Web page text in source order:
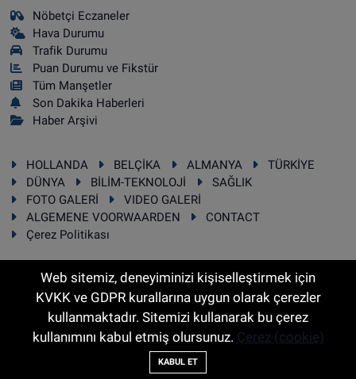
Nöbetçi Eczaneler
Hava Durumu
Trafik Durumu
Puan Durumu ve Fikstür
Tüm Manşetler
Son Dakika Haberleri
Haber Arşivi
HOLLANDA BELÇİKA ALMANYA
TÜRKİYE
DÜNYA
BİLİM-TEKNOLOJİ
SAĞLIK
FOTO GALERİ
VIDEO GALERİ
ALGEMENE VOORWAARDEN
CONTACT
Çerez Politikası
RSS Copyright © 2025 Sonhaber.eu Her hakkı saklıdır.
Haber Yazılımı:TE Bilişim
Web sitemiz, deneyiminizi kişiselleştirmek için
KVKK ve GDPR kurallarına uygun olarak çerezler
kullanmaktadır. Sitemizi kullanarak bu çerez
kullanımını kabul etmiş olursunuz. Çerez (cookie)
KABUL ET